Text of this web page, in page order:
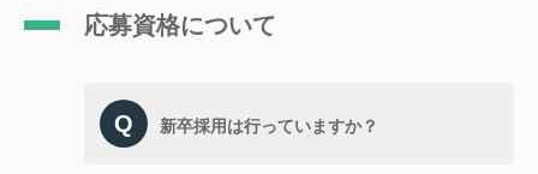
応募資格について
新卒採用は行っていますか？